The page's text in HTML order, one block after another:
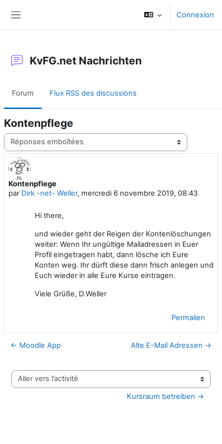
Connexion
KvFG.net Nachrichten
Forum Flux RSS des discussions
Kontenpflege
Type d’affichage
Kontenpflege
par Dirk -net- Weller, mercredi 6 novembre 2019, 08:43
Nombre de réponses : 0
Hi there,
und wieder geht der Reigen der Kontenlöschungen
weiter: Wenn Ihr ungültige Mailadressen in Euer
Profil eingetragen habt, dann lösche ich Eure
Konten weg. Ihr dürft diese dann frisch anlegen und
Euch wieder in alle Eure Kurse eintragen.
Viele Grüße, D.Weller
Permalien
← Moodle App Alte E-Mail Adressen →
Aller vers l’activité
Kursraum betreiben →